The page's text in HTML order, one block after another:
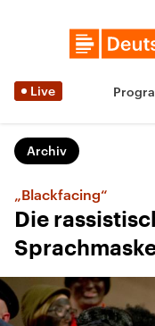
Live
Archiv
„Blackfacing“
Die